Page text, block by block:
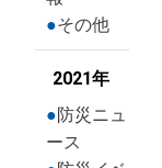
その他
2021年
防災ニュ
ース